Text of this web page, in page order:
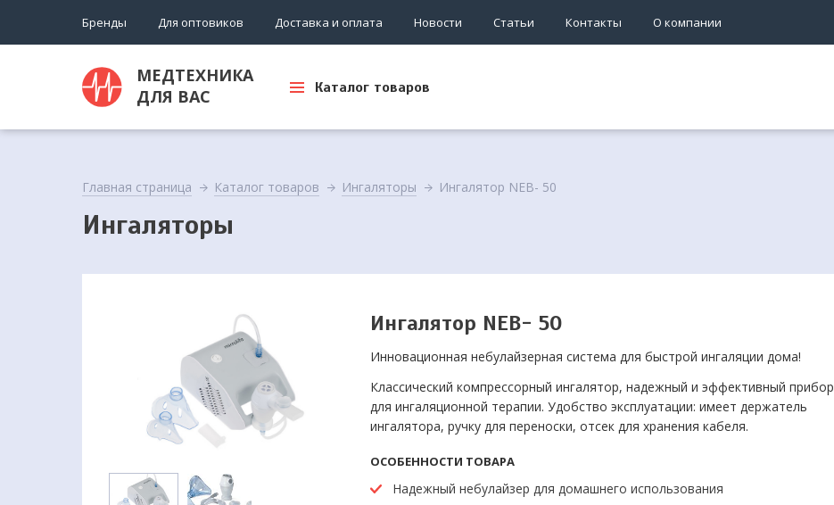
Бренды Для оптовиков Доставка и оплата Новости Статьи Контакты О компании
МЕДТЕХНИКА
ДЛЯ ВАС
Каталог товаров
Главная страница Каталог товаров Ингаляторы Ингалятор NEB- 50
Ингаляторы
Ингалятор NEB- 50
Инновационная небулайзерная система для быстрой ингаляции дома!
Классический компрессорный ингалятор, надежный и эффективный прибор
для ингаляционной терапии. Удобство эксплуатации: имеет держатель
ингалятора, ручку для переноски, отсек для хранения кабеля.
ОСОБЕННОСТИ ТОВАРА
Надежный небулайзер для домашнего использования